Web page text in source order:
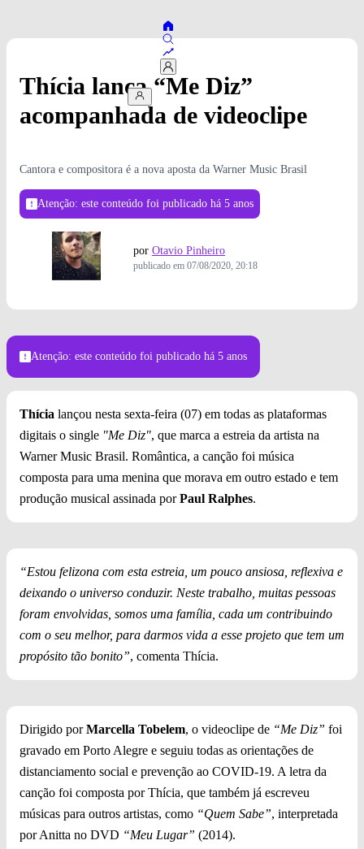
Thícia lança “Me Diz”
acompanhada de videoclipe
Cantora e compositora é a nova aposta da Warner Music Brasil
Atenção: este conteúdo foi publicado há 5 anos
por Otavio Pinheiro
publicado em 07/08/2020, 20:18
Atenção: este conteúdo foi publicado há 5 anos
Thícia lançou nesta sexta-feira (07) em todas as plataformas
digitais o single "Me Diz", que marca a estreia da artista na
Warner Music Brasil. Romântica, a canção foi música
composta para uma menina que morava em outro estado e tem
produção musical assinada porPaul Ralphes.
“Estou felizona com esta estreia, um pouco ansiosa, reflexiva e
deixando o universo conduzir. Neste trabalho, muitas pessoas
foram envolvidas, somos uma família, cada um contribuindo
com o seu melhor, para darmos vida a esse projeto que tem um
propósito tão bonito”, comenta Thícia.
Dirigido porMarcella Tobelem, o videoclipe de “Me Diz” foi
gravado em Porto Alegre e seguiu todas as orientações de
distanciamento social e prevenção ao COVID-19. A letra da
canção foi composta por Thícia, que também já escreveu
músicas para outros artistas, como “Quem Sabe”, interpretada
por Anitta no DVD “Meu Lugar” (2014).